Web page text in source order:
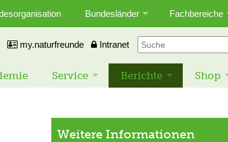
Bundesländer Fachbereiche
my.naturfreunde Intranet
Service Berichte Shop
Weitere Informationen